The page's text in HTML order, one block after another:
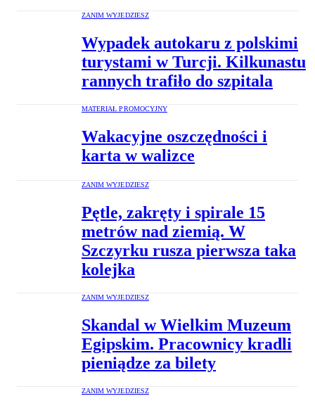
ZANIM WYJEDZIESZ
Wypadek autokaru z polskimi
turystami w Turcji. Kilkunastu
rannych trafiło do szpitala
MATERIAŁ PROMOCYJNY
Wakacyjne oszczędności i
karta w walizce
ZANIM WYJEDZIESZ
Pętle, zakręty i spirale 15
metrów nad ziemią. W
Szczyrku rusza pierwsza taka
kolejka
ZANIM WYJEDZIESZ
Skandal w Wielkim Muzeum
Egipskim. Pracownicy kradli
pieniądze za bilety
ZANIM WYJEDZIESZ